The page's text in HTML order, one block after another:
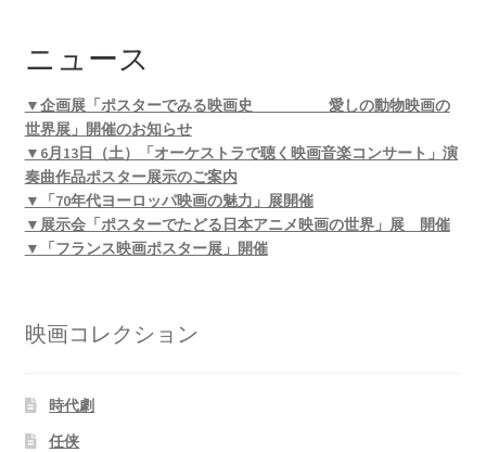
ニュース
▼企画展「ポスターでみる映画史 愛しの動物映画の
世界展」開催のお知らせ
▼6月13日（土）「オーケストラで聴く映画音楽コンサート」演
奏曲作品ポスター展示のご案内
▼「70年代ヨーロッパ映画の魅力」展開催
▼展示会「ポスターでたどる日本アニメ映画の世界」展 開催
▼「フランス映画ポスター展」開催
映画コレクション
時代劇
任侠